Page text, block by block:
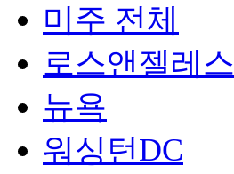
미주 전체
로스앤젤레스
뉴욕
워싱턴DC